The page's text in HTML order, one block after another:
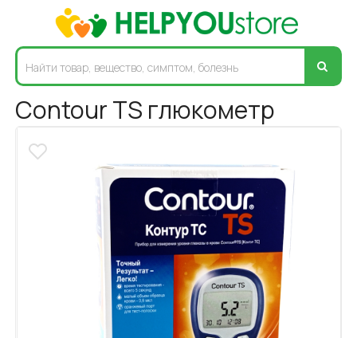
Contour TS глюкометр